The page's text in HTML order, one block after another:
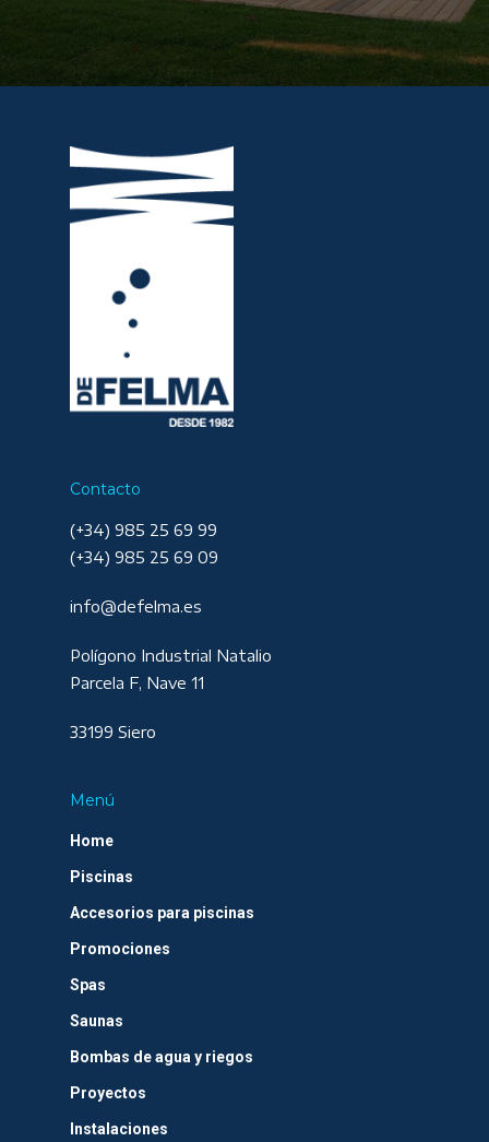
Contacto
(+34) 985 25 69 99
(+34) 985 25 69 09
info@defelma.es
Polígono Industrial Natalio
Parcela F, Nave 11
33199 Siero
Menú
Home
Piscinas
Accesorios para piscinas
Promociones
Spas
Saunas
Bombas de agua y riegos
Proyectos
Instalaciones